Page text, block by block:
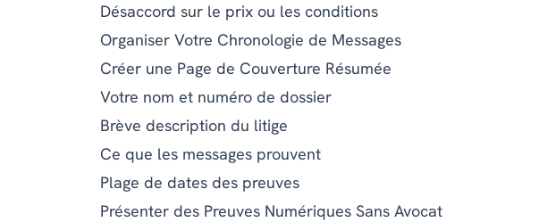
Désaccord sur le prix ou les conditions
Organiser Votre Chronologie de Messages
Créer une Page de Couverture Résumée
Votre nom et numéro de dossier
Brève description du litige
Ce que les messages prouvent
Plage de dates des preuves
Présenter des Preuves Numériques Sans Avocat